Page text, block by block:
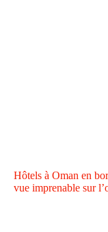
Hôtels à Oman en
vue imprenable sur